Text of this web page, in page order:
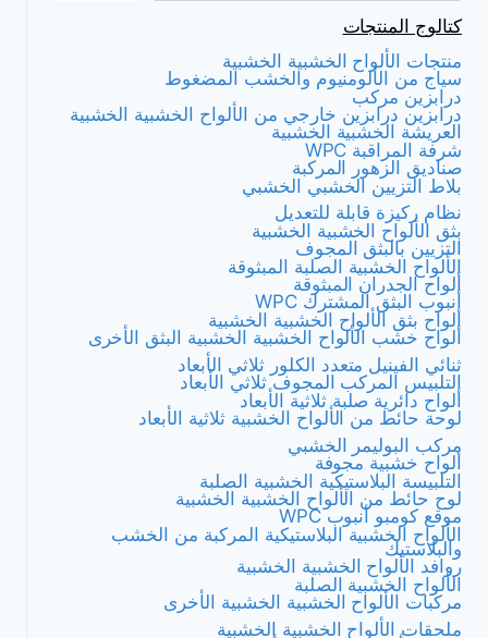
كتالوج المنتجات
منتجات الألواح الخشبية الخشبية
سياج من الألومنيوم والخشب المضغوط
درابزين مركب
درابزين درابزين خارجي من الألواح الخشبية الخشبية
العريشة الخشبية الخشبية
شرفة المراقبة WPC
صناديق الزهور المركبة
بلاط التزيين الخشبي الخشبي
نظام ركيزة قابلة للتعديل
بثق الألواح الخشبية الخشبية
التزيين بالبثق المجوف
الألواح الخشبية الصلبة المبثوقة
ألواح الجدران المبثوقة
أنبوب البثق المشترك WPC
ألواح بثق الألواح الخشبية الخشبية
ألواح خشب الألواح الخشبية الخشبية البثق الأخرى
ثنائي الفينيل متعدد الكلور ثلاثي الأبعاد
التلبيس المركب المجوف ثلاثي الأبعاد
ألواح دائرية صلبة ثلاثية الأبعاد
لوحة حائط من الألواح الخشبية ثلاثية الأبعاد
مركب البوليمر الخشبي
ألواح خشبية مجوفة
التلبيسة البلاستيكية الخشبية الصلبة
لوح حائط من الألواح الخشبية الخشبية
موقع كومبو أنبوب WPC
الألواح الخشبية البلاستيكية المركبة من الخشب
والبلاستيك
روافد الألواح الخشبية الخشبية
الألواح الخشبية الصلبة
مركبات الألواح الخشبية الخشبية الأخرى
ملحقات الألواح الخشبية الخشبية